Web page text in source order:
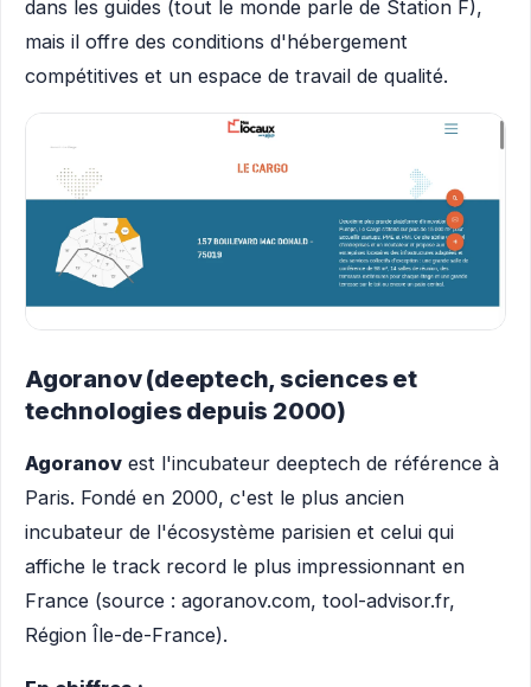
dans les guides (tout le monde parle de Station F),
mais il offre des conditions d'hébergement
compétitives et un espace de travail de qualité.
Agoranov (deeptech, sciences et
technologies depuis 2000)
Agoranov est l'incubateur deeptech de référence à
Paris. Fondé en 2000, c'est le plus ancien
incubateur de l'écosystème parisien et celui qui
affiche le track record le plus impressionnant en
France (source : agoranov.com, tool-advisor.fr,
Région Île-de-France).